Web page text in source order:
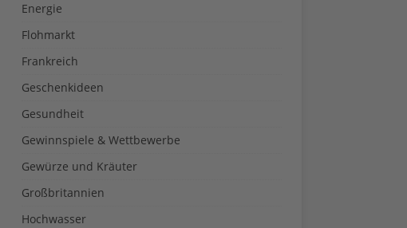
Energie
Flohmarkt
Frankreich
Geschenkideen
Gesundheit
Gewinnspiele & Wettbewerbe
Gewürze und Kräuter
Großbritannien
Hochwasser